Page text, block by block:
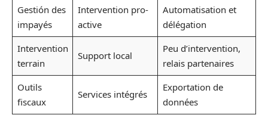
Gestión des
impayés
Intervention pro-
active
Automatisation et
délégation
Intervention
terrain
Support local
Peu d’intervention,
relais partenaires
Outils
fiscaux
Services intégrés
Exportation de
données